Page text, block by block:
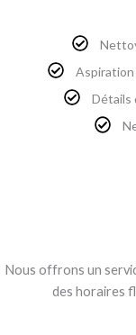
Détails
Nous offrons un
des horaires